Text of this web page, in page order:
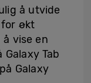
å utvide
økt
vise en
Tab
Galaxy